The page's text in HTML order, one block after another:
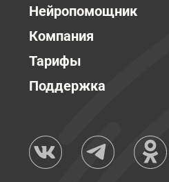
Нейропомощник
Компания
Тарифы
Поддержка